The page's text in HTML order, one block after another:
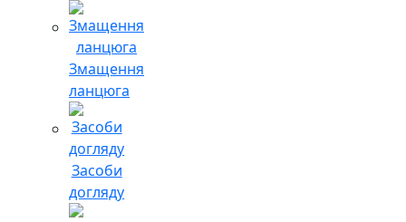
Змащення
ланцюга
Засоби
догляду